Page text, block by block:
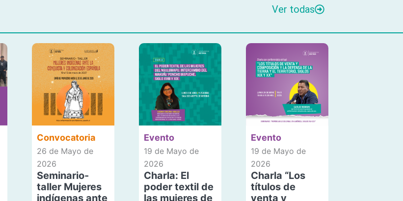
Ver todas
Convocatoria
26 de Mayo de
2026
Seminario-
taller Mujeres
indígenas ante
Evento
19 de Mayo de
2026
Charla: El
poder textil de
las mujeres de
Evento
19 de Mayo de
2026
Charla “Los
títulos de
venta y